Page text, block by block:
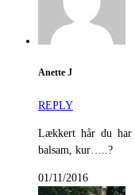
Anette J
REPLY
Lækkert hår du har
balsam, kur…..?
01/11/2016